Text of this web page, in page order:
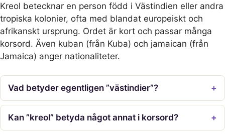
Kreol betecknar en person född i Västindien eller andra
tropiska kolonier, ofta med blandat europeiskt och
afrikanskt ursprung. Ordet är kort och passar många
korsord. Även kuban (från Kuba) och jamaican (från
Jamaica) anger nationaliteter.
Vad betyder egentligen ”västindier”?
Kan ”kreol” betyda något annat i korsord?